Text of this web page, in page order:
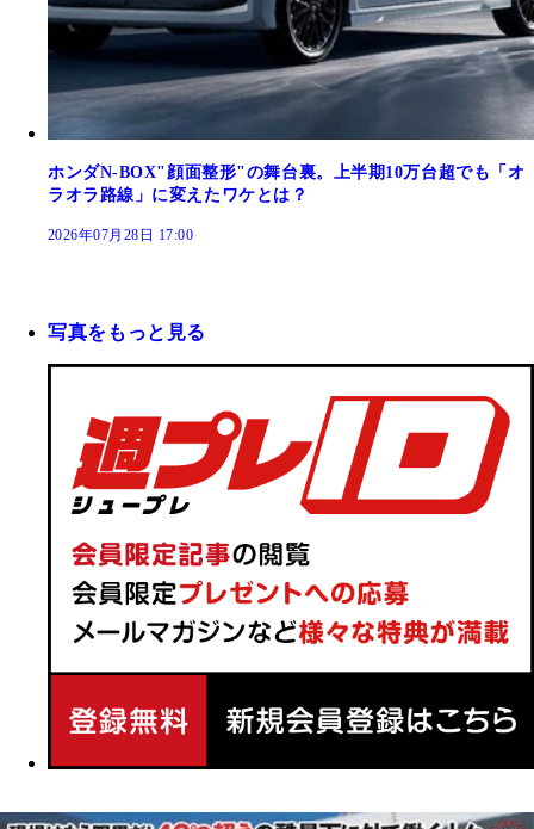
ホンダN-BOX"顔面整形"の舞台裏。上半期10万台超でも「オ
ラオラ路線」に変えたワケとは？
2026年07月28日 17:00
写真をもっと見る